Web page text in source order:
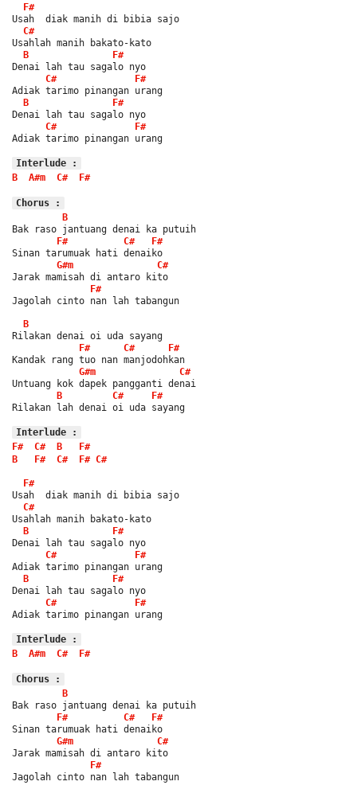
F#
Usah  diak manih di bibia sajo
C#
Usahlah manih bakato-kato
B
F#
Denai lah tau sagalo nyo
C#
F#
Adiak tarimo pinangan urang
B
F#
Denai lah tau sagalo nyo
C#
F#
Adiak tarimo pinangan urang
Interlude :
B
A#m C# F#
Chorus :
B
Bak raso jantuang denai ka putuih
F#
C#
F#
Sinan tarumuak hati denaiko
G#m
C#
Jarak mamisah di antaro kito
F#
Jagolah cinto nan lah tabangun
B
Rilakan denai oi uda sayang
F#
C#
F#
Kandak rang tuo nan manjodohkan
G#m
C#
Untuang kok dapek pangganti denai
B
C#
F#
Rilakan lah denai oi uda sayang
Interlude :
F#
C# B
F#
B
F# C# F# C#
F#
Usah  diak manih di bibia sajo
C#
Usahlah manih bakato-kato
B
F#
Denai lah tau sagalo nyo
C#
F#
Adiak tarimo pinangan urang
B
F#
Denai lah tau sagalo nyo
C#
F#
Adiak tarimo pinangan urang
Interlude :
B
A#m C# F#
Chorus :
B
Bak raso jantuang denai ka putuih
F#
C#
F#
Sinan tarumuak hati denaiko
G#m
C#
Jarak mamisah di antaro kito
F#
Jagolah cinto nan lah tabangun